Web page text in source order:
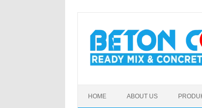
content
HOME ABOUT US